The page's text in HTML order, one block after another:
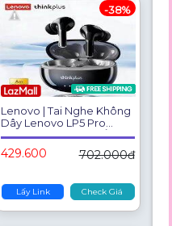
Lenovo | Tai Nghe Không
Dây Lenovo LP5 Pro
Bluetooth 5.4 TWS, Âm
Thanh HiFi, Chơi Game,
Thể Thao, Điều Khiển
Và Chống Nước
429.600 702.000đ
Lấy Link Check Giá
-38%